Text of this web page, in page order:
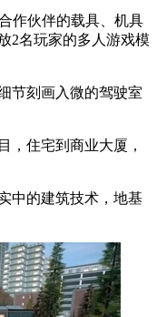
作伙伴的载具、机具
2名玩家的多人游戏模
节刻画入微的驾驶室
，住宅到商业大厦，
中的建筑技术，地基